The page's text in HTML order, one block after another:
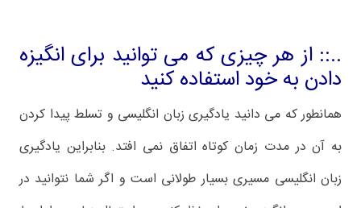
..:: از هر چیزی که می توانید برای انگیزه
دادن به خود استفاده کنید
همانطور که می دانید یادگیری زبان انگلیسی و تسلط پیدا کردن
به آن در مدت زمان کوتاه اتفاق نمی افتد. بنابراین یادگیری
زبان انگلیسی مسیری بسیار طولانی است و اگر شما نتوانید در